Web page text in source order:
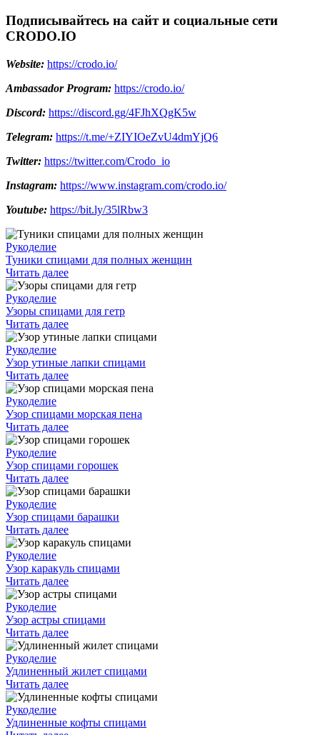
Подписывайтесь на сайт и социальные сети
CRODO.IO
Website: https://crodo.io/
Ambassador Program: https://crodo.io/
Discord: https://discord.gg/4FJhXQgK5w
Telegram: https://t.me/+ZIYIOeZvU4dmYjQ6
Twitter: https://twitter.com/Crodo_io
Instagram: https://www.instagram.com/crodo.io/
Youtube: https://bit.ly/35lRbw3
Рукоделие
Туники спицами для полных женщин
Читать далее
Рукоделие
Узоры спицами для гетр
Читать далее
Рукоделие
Узор утиные лапки спицами
Читать далее
Рукоделие
Узор спицами морская пена
Читать далее
Рукоделие
Узор спицами горошек
Читать далее
Рукоделие
Узор спицами барашки
Читать далее
Рукоделие
Узор каракуль спицами
Читать далее
Рукоделие
Узор астры спицами
Читать далее
Рукоделие
Удлиненный жилет спицами
Читать далее
Рукоделие
Удлиненные кофты спицами